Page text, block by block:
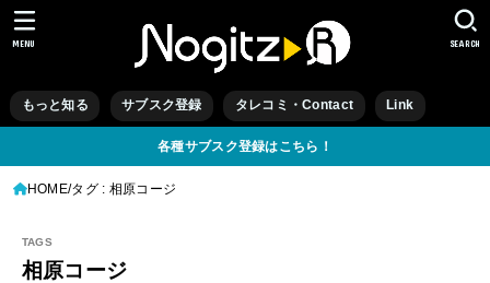
もっと知る サブスク登録 タレコミ・Contact Link
SEARCH
MENU
各種サブスク登録はこちら！
HOME タグ : 相原コージ
相原コージ